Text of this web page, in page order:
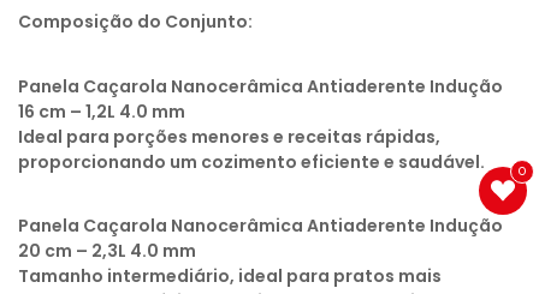
Composição do Conjunto:
Panela Caçarola Nanocerâmica Antiaderente Indução
16 cm – 1,2L 4.0 mm
Ideal para porções menores e receitas rápidas,
proporcionando um cozimento eficiente e saudável.
Panela Caçarola Nanocerâmica Antiaderente Indução
20 cm – 2,3L 4.0 mm
Tamanho intermediário, ideal para pratos mais
0